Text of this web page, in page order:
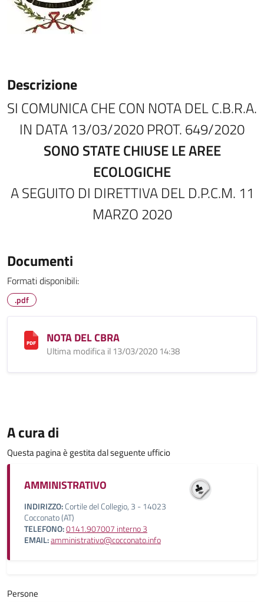
Descrizione
SI COMUNICA CHE CON NOTA DEL C.B.R.A.
IN DATA 13/03/2020 PROT. 649/2020
SONO STATE CHIUSE LE AREE
ECOLOGICHE
A SEGUITO DI DIRETTIVA DEL D.P.C.M. 11
MARZO 2020
Documenti
Formati disponibili:
.pdf
NOTA DEL CBRA
Ultima modifica il 13/03/2020 14:38
A cura di
Questa pagina è gestita dal seguente ufficio
AMMINISTRATIVO
INDIRIZZO:Cortile del Collegio, 3 - 14023
Cocconato (AT)
TELEFONO:0141.907007 interno 3
EMAIL:amministrativo@cocconato.info
Persone